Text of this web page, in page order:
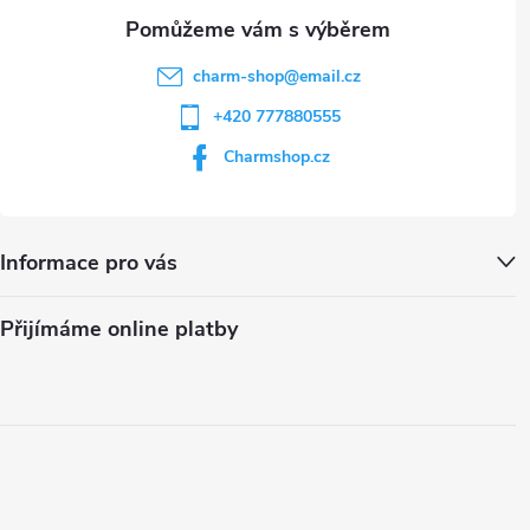
charm-shop@email.cz
+420 777880555
Charmshop.cz
Informace pro vás
Přijímáme online platby